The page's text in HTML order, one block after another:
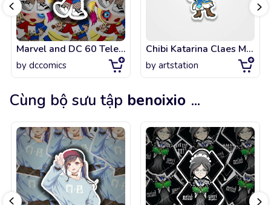
Marvel and DC 60 Telegram Sticker
by dccomics
Chibi Katarina Claes My Next Life as a Villainess
by artstation
Cùng bộ sưu tập benoixio ...